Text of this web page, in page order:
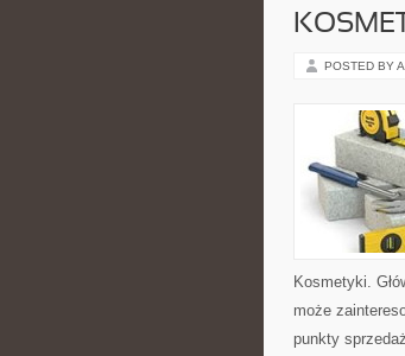
POSTED BY
Kosmetyki.
może
punkty